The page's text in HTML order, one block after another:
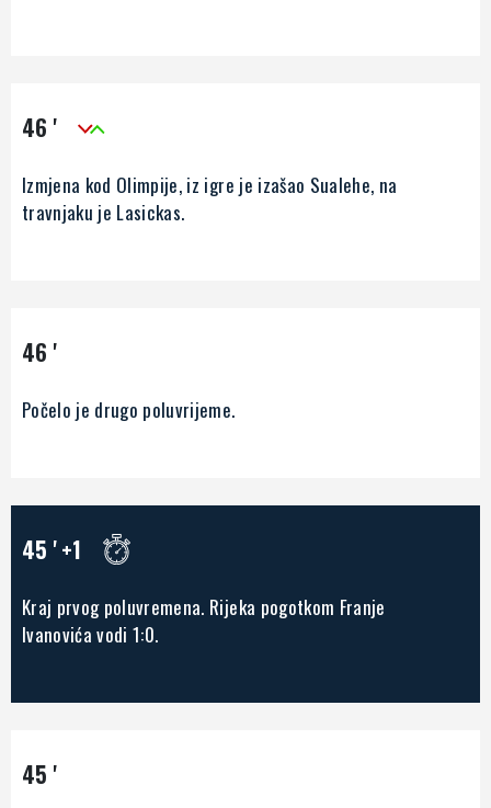
46 '
Izmjena kod Olimpije, iz igre je izašao Sualehe, na
travnjaku je Lasickas.
46 '
Počelo je drugo poluvrijeme.
45 '+1
Kraj prvog poluvremena. Rijeka pogotkom Franje
Ivanovića vodi 1:0.
45 '